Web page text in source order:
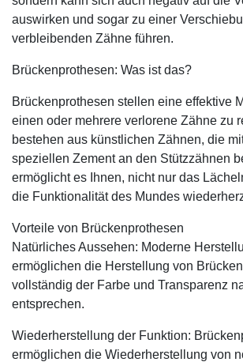
auswirken und sogar zu einer
verbleibenden Zähne führen.
Brückenprothesen: Was ist das?
Brückenprothesen stellen eine effektive
einen oder mehrere verlorene Zähne zu
bestehen aus künstlichen Zähnen, die
speziellen Zement an den Stützzähnen
ermöglicht es Ihnen, nicht nur das
die Funktionalität des Mundes
Vorteile von Brückenprothesen
Natürliches Aussehen: Moderne
ermöglichen die Herstellung von
vollständig der Farbe und Transparenz
entsprechen.
Wiederherstellung der Funktion:
ermöglichen die Wiederherstellung von